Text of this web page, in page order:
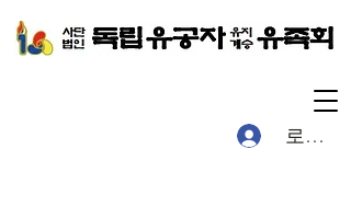
로그인